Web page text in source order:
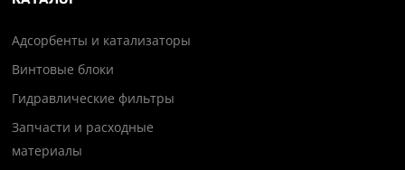
Адсорбенты и катализаторы
Винтовые блоки
Гидравлические фильтры
Запчасти и расходные
материалы